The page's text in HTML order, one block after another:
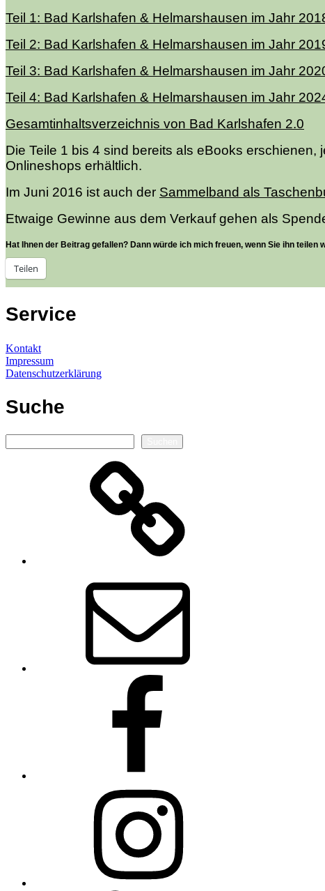
Teil 1: Bad Karlshafen & Helmarshausen im Jahr
Teil 2: Bad Karlshafen & Helmarshausen im Jahr
Teil 3: Bad Karlshafen & Helmarshausen im Jahr
Teil 4: Bad Karlshafen & Helmarshausen im Jahr
Gesamtinhaltsverzeichnis von Bad Karlshafen 2.0
Die Teile 1 bis 4 sind bereits als eBooks
Onlineshops erhältlich.
Im Juni 2016 ist auch der Sammelband als
Etwaige Gewinne aus dem Verkauf gehen als
Hat Ihnen der Beitrag gefallen? Dann würde ich mich freuen, wenn Sie ihn teilen
Teilen
Service
Kontakt
Impressum
Datenschutzerklärung
Suche